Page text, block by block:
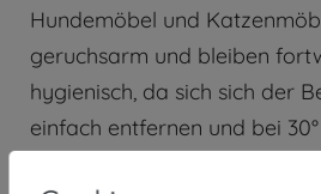
Hundemöbel und
geruchsarm und bleiben
hygienisch, da sich sich der
einfach entfernen und bei